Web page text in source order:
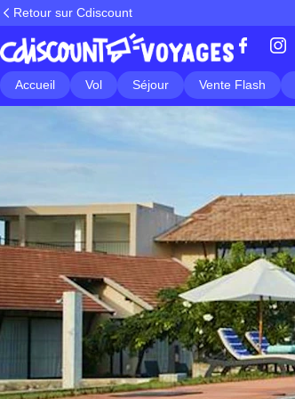
Retour sur Cdiscount
Accueil Vol Séjour Vente Flash